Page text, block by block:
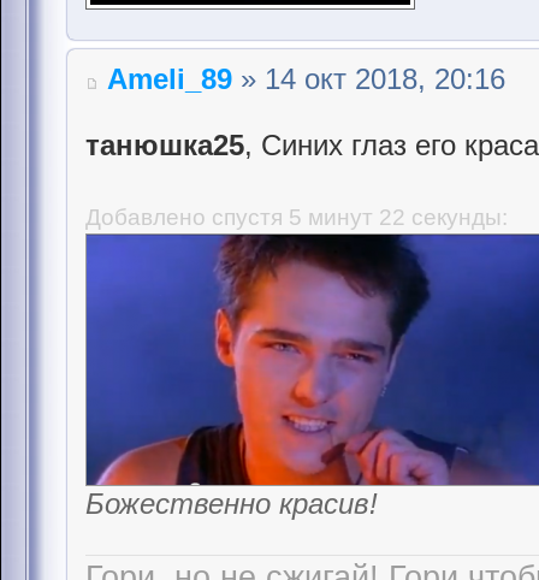
Ameli_89 » 14 окт 2018, 20:16
танюшка25, Синих глаз его
Добавлено спустя 5 минут 22 секунды:
Божественно красив!